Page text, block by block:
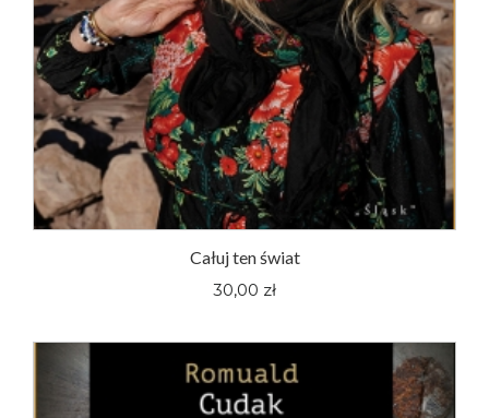
Całuj ten świat
30,00 zł